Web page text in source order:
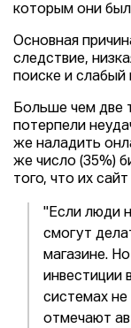
которым они
Основная
следствие,
поиске и слабый
Больше чем две
потерпели
же наладить
же число (35%)
того, что их
"Если люди
смогут
магазине.
инвестиции
системах не
отмечают